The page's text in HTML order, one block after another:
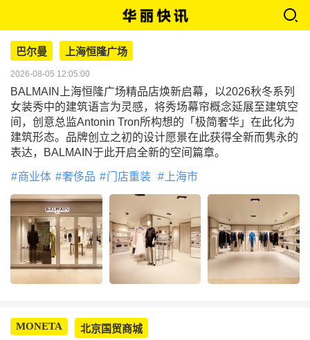
巴尔曼 上海恒隆广场
2026-08-05 12:05:00
BALMAIN上海恒隆广场精品店焕新启幕，以2026秋冬系列
女装秀中的建筑语言为灵感，将秀场幕帘概念延展至建筑空
间，创意总监Antonin Tron所构想的「极简奢华」在此化为
建筑形态。品牌创立之初的设计愿景在此获得全新而隽永的
表达，BALMAIN于此开启全新的空间篇章。
商业体 奢侈品 门店重装 上海市
MONETA 北京国贸商城